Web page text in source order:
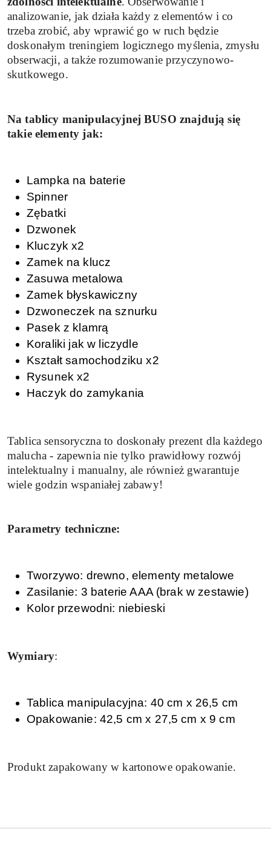
analizowanie, jak działa każdy z elementów i co
trzeba zrobić, aby wprawić go w ruch będzie
doskonałym treningiem logicznego myślenia, zmysłu
obserwacji, a także rozumowanie przyczynowo-
skutkowego.
Na tablicy manipulacyjnej BUSO znajdują się
takie elementy jak:
Lampka na baterie
Spinner
Zębatki
Dzwonek
Kluczyk x2
Zamek na klucz
Zasuwa metalowa
Zamek błyskawiczny
Dzwoneczek na sznurku
Pasek z klamrą
Koraliki jak w liczydle
Kształt samochodziku x2
Rysunek x2
Haczyk do zamykania
Tablica sensoryczna to doskonały prezent dla każdego
malucha - zapewnia nie tylko prawidłowy rozwój
intelektualny i manualny, ale również gwarantuje
wiele godzin wspaniałej zabawy!
Parametry techniczne:
Tworzywo: drewno, elementy metalowe
Zasilanie: 3 baterie AAA (brak w zestawie)
Kolor przewodni: niebieski
Wymiary:
Tablica manipulacyjna: 40 cm x 26,5 cm
Opakowanie: 42,5 cm x 27,5 cm x 9 cm
Produkt zapakowany w kartonowe opakowanie.